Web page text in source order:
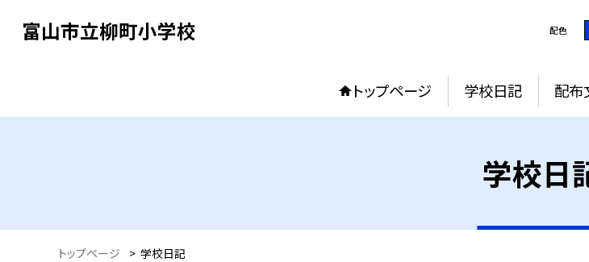
富山市立柳町小学校 配色
トップページ 学校日記 配布
学校日
トップページ > 学校日記